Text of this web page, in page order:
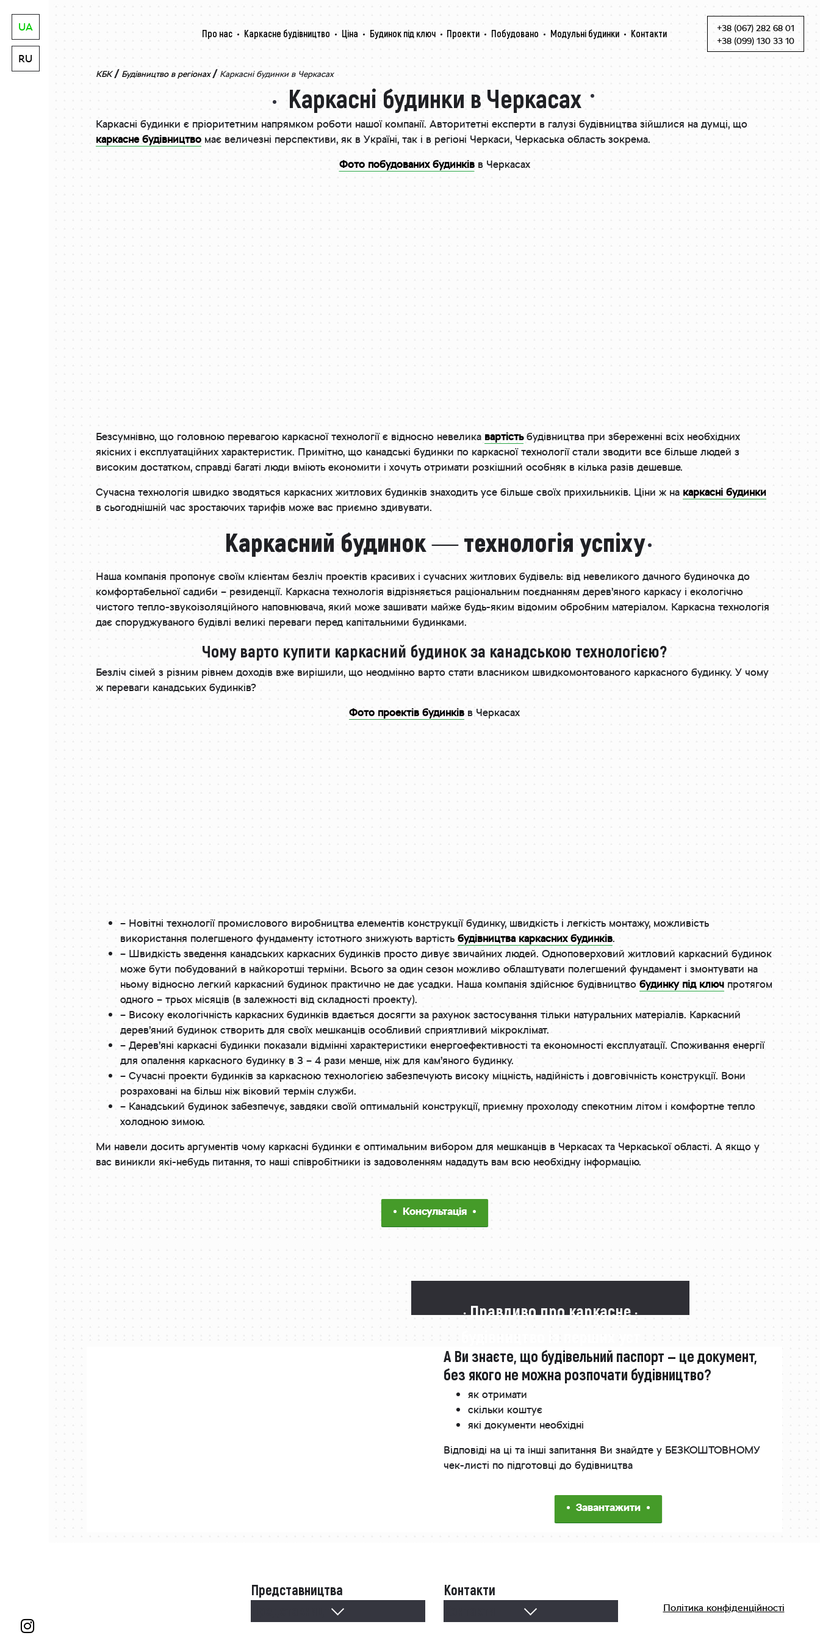
UA
RU
Про нас Каркасне будівництво Ціна Будинок під ключ Проекти Побудовано Модульні будинки Контакти Skip to content
+38 (067) 282 68 01
+38 (099) 130 33 10
КБК / Будівництво в регіонах / Каркасні будинки в Черкасах
Каркасні будинки в Черкасах
Каркасні будинки є пріоритетним напрямком роботи нашої компанії. Авторитетні експерти в галузі будівництва зійшлися на думці, що
каркасне будівництво має величезні перспективи, як в Україні, так і в регіоні Черкаси, Черкаська область зокрема.
Фото побудованих будинківв Черкасах
Безсумнівно, що головною перевагою каркасної технології є відносно невелика вартістьбудівництва при збереженні всіх необхідних
якісних і експлуатаційних характеристик. Примітно, що канадські будинки по каркасної технології стали зводити все більше людей з
високим достатком, справді багаті люди вміють економити і хочуть отримати розкішний особняк в кілька разів дешевше.
Сучасна технологія швидко зводяться каркасних житлових будинків знаходить усе більше своїх прихильників. Ціни ж на каркасні будинки
в сьогоднішній час зростаючих тарифів може вас приємно здивувати.
Каркасний будинок ― технологія успіху
Наша компанія пропонує своїм клієнтам безліч проектів красивих і сучасних житлових будівель: від невеликого дачного будиночка до
комфортабельної садиби – резиденції. Каркасна технологія відрізняється раціональним поєднанням дерев’яного каркасу і екологічно
чистого тепло-звукоізоляційного наповнювача, який може зашивати майже будь-яким відомим обробним матеріалом. Каркасна технологія
дає споруджуваного будівлі великі переваги перед капітальними будинками.
Чому варто купити каркасний будинок за канадською технологією?
Безліч сімей з різним рівнем доходів вже вирішили, що неодмінно варто стати власником швидкомонтованого каркасного будинку. У чому
ж переваги канадських будинків?
Фото проектів будинків в Черкасах
– Новітні технології промислового виробництва елементів конструкції будинку, швидкість і легкість монтажу, можливість
використання полегшеного фундаменту істотного знижують вартістьбудівництва каркасних будинків.
– Швидкість зведення канадських каркасних будинків просто дивує звичайних людей. Одноповерховий житловий каркасний будинок
може бути побудований в найкоротші терміни. Всього за один сезон можливо облаштувати полегшений фундамент і змонтувати на
ньому відносно легкий каркасний будинок практично не дає усадки. Наша компанія здійснює будівництвобудинку під ключ протягом
одного – трьох місяців (в залежності від складності проекту).
– Високу екологічність каркасних будинків вдається досягти за рахунок застосування тільки натуральних матеріалів. Каркасний
дерев’яний будинок створить для своїх мешканців особливий сприятливий мікроклімат.
– Дерев’яні каркасні будинки показали відмінні характеристики енергоефективності та економності експлуатації. Споживання енергії
для опалення каркасного будинку в 3 – 4 рази менше, ніж для кам’яного будинку.
– Сучасні проекти будинків за каркасною технологією забезпечують високу міцність, надійність і довговічність конструкції. Вони
розраховані на більш ніж віковий термін служби.
– Канадський будинок забезпечує, завдяки своїй оптимальній конструкції, приємну прохолоду спекотним літом і комфортне тепло
холодною зимою.
Ми навели досить аргументів чому каркасні будинки є оптимальним вибором для мешканців в Черкасах та Черкаської області. А якщо у
вас виникли які-небудь питання, то наші співробітники із задоволенням нададуть вам всю необхідну інформацію.
Консультація
· Правдиво про каркасне ·
А Ви знаєте, що будівельний паспорт — це документ,
без якого не можна розпочати будівництво?
як отримати
скільки коштує
які документи необхідні
Відповіді на ці та інші запитання Ви знайдте у БЕЗКОШТОВНОМУ
чек-листі по підготовці до будівництва
Завантажити
Представництва
Представництва
Контакти
Політика конфіденційності